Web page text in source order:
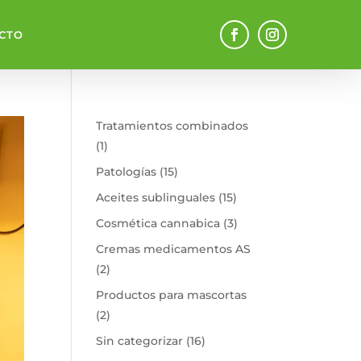
Tratamientos combinados
11
producto
Patologías 1515
productos
Aceites sublinguales 1515
productos
Cosmética cannabica 33
productos
Cremas medicamentos AS
22
productos
Productos para mascortas
22
productos
Sin categorizar 1616